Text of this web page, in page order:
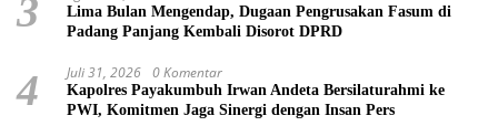
3
Lima Bulan Mengendap, Dugaan Pengrusakan Fasum di
Padang Panjang Kembali Disorot DPRD
4 Juli 31, 2026 0 Komentar
Kapolres Payakumbuh Irwan Andeta Bersilaturahmi ke
PWI, Komitmen Jaga Sinergi dengan Insan Pers